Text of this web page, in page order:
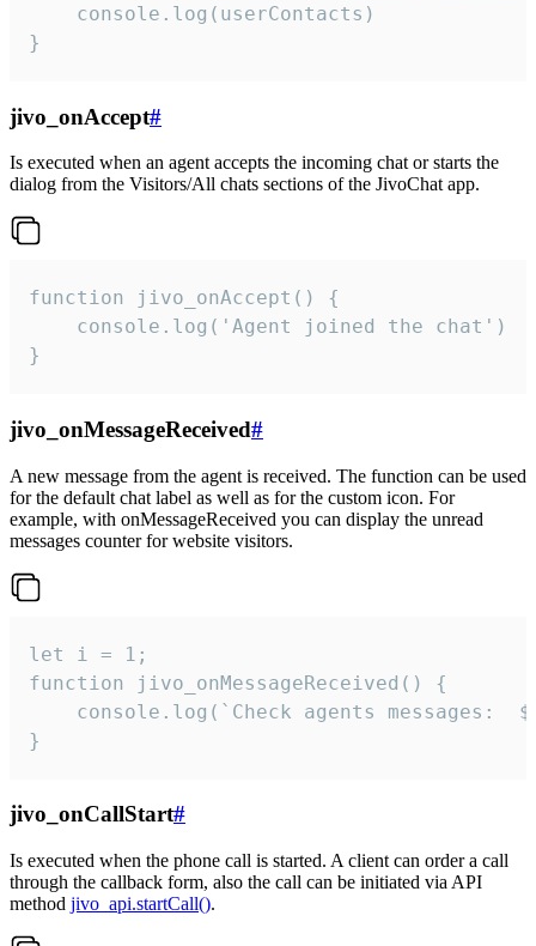
    console.log(userContacts)
}
jivo_onAccept#
Is executed when an agent accepts the incoming chat or starts the
dialog from the Visitors/All chats sections of the JivoChat app.
function jivo_onAccept() {
}
jivo_onMessageReceived#
A new message from the agent is received. The function can be used
for the default chat label as well as for the custom icon. For
example, with onMessageReceived you can display the unread
messages counter for website visitors.
let i = 1;
function jivo_onMessageReceived() {
}
jivo_onCallStart#
Is executed when the phone call is started. A client can order a call
through the callback form, also the call can be initiated via API
method jivo_api.startCall().